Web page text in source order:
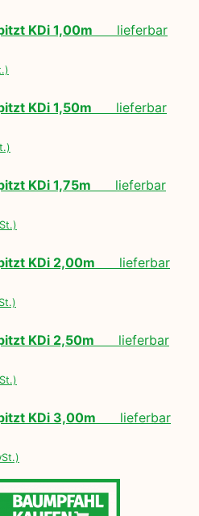
KDi 1,00m lieferbar
KDi 1,50m lieferbar
KDi 1,75m lieferbar
KDi 2,00m lieferbar
KDi 2,50m lieferbar
KDi 3,00m lieferbar